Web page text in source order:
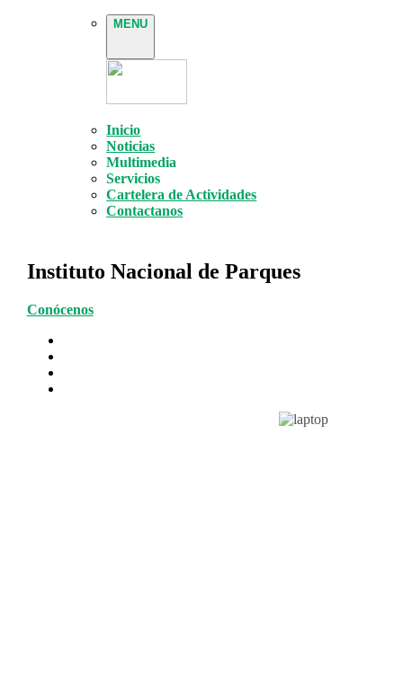
MENU
Inicio
Noticias
Multimedia
Servicios
Cartelera de Actividades
Contactanos
Instituto Nacional de Parques
Conócenos